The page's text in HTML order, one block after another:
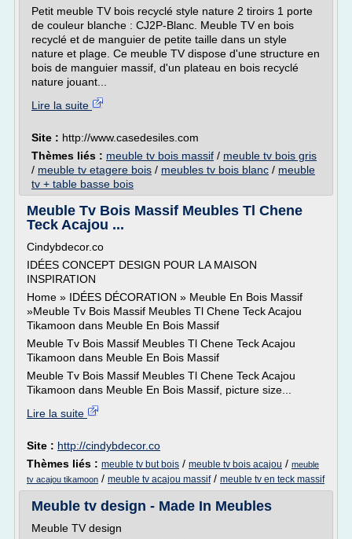
Petit meuble TV bois recyclé style nature 2 tiroirs 1 porte
de couleur blanche : CJ2P-Blanc. Meuble TV en bois
recyclé et de manguier de petite taille dans un style
nature et plage. Ce meuble TV dispose d'une structure en
bois de manguier massif, d'un plateau en bois recyclé
nature jouant...
Lire la suite
Site : http://www.casedesiles.com
Thèmes liés : meuble tv bois massif / meuble tv bois gris
/ meuble tv etagere bois / meubles tv bois blanc / meuble
tv + table basse bois
Meuble Tv Bois Massif Meubles Tl Chene
Teck Acajou ...
Cindybdecor.co
IDÉES CONCEPT DESIGN POUR LA MAISON
INSPIRATION
Home » IDÉES DÉCORATION » Meuble En Bois Massif
»Meuble Tv Bois Massif Meubles Tl Chene Teck Acajou
Tikamoon dans Meuble En Bois Massif
Meuble Tv Bois Massif Meubles Tl Chene Teck Acajou
Tikamoon dans Meuble En Bois Massif
Meuble Tv Bois Massif Meubles Tl Chene Teck Acajou
Tikamoon dans Meuble En Bois Massif, picture size...
Lire la suite
Site : http://cindybdecor.co
Thèmes liés : meuble tv but bois / meuble tv bois acajou / meuble
tv acajou tikamoon / meuble tv acajou massif/ meuble tv en teck massif
Meuble tv design - Made In Meubles
Meuble TV design